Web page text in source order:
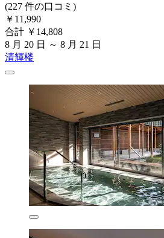
(227 件の口コミ)
￥11,990
合計 ￥14,808
8 月 20 日 ～ 8 月 21 日
清輝楼